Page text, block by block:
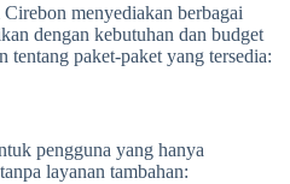
menyediakan berbagai
dengan kebutuhan dan budget
tentang paket-paket yang tersedia:
pengguna yang hanya
layanan tambahan: